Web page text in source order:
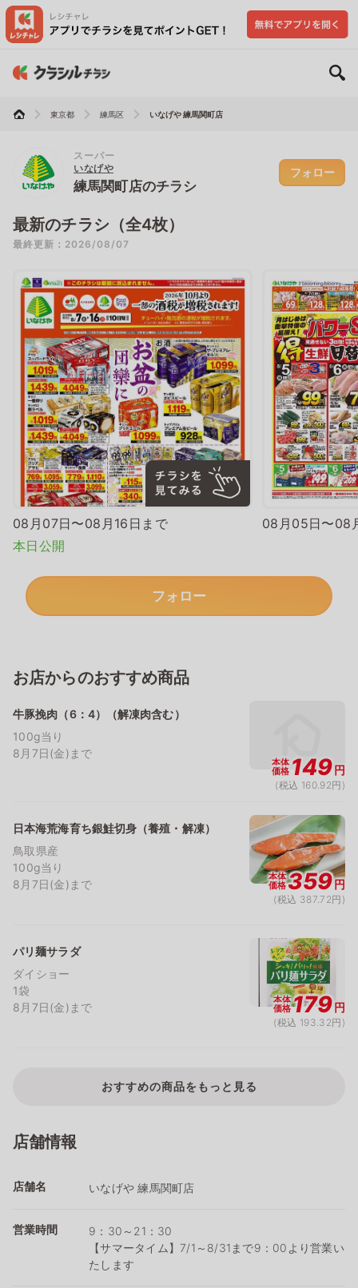
東京都 練馬区 いなげや 練馬関町店
スーパー
いなげや
練馬関町店のチラシ
フォロー
最新のチラシ（全4枚）
最終更新：2026/08/07
08月07日〜08月16日まで
本日公開
08月05日〜08
フォロー
お店からのおすすめ商品
牛豚挽肉（6：4）（解凍肉含む）
100g当り
8月7日(金)まで
本体
価格 149円
(税込 160.92円)
日本海荒海育ち銀鮭切身（養殖・解凍）
鳥取県産
100g当り
8月7日(金)まで
本体
価格359円
(税込 387.72円)
パリ麺サラダ
ダイショー
1袋
8月7日(金)まで
本体
価格179円
(税込 193.32円)
おすすめの商品をもっと見る
店舗情報
店舗名 いなげや 練馬関町店
営業時間
9：30～21：30
【サマータイム】7/1～8/31まで9：00より営業い
たします